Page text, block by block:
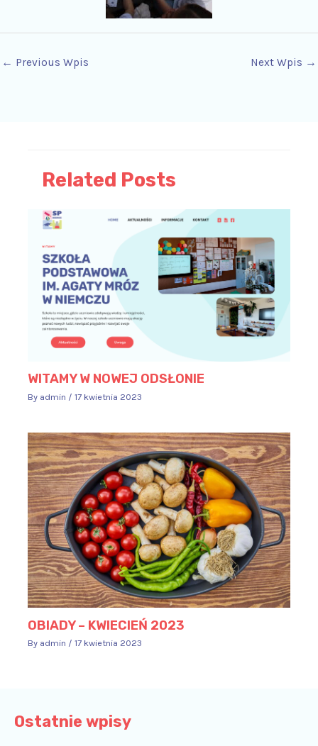
← Previous Wpis Next Wpis →
Related Posts
WITAMY W NOWEJ ODSŁONIE
By admin / 17 kwietnia 2023
OBIADY – KWIECIEŃ 2023
By admin / 17 kwietnia 2023
Ostatnie wpisy